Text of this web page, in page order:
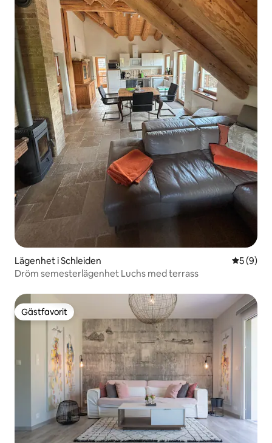
Lägenhet i Schleiden 5 av 5 i
5 (9)
Dröm semesterlägenhet Luchs med terrass
Gästfavorit
Gästfavorit